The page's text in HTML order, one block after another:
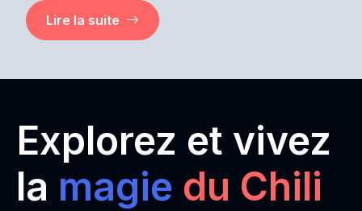
Lire la suite
Explorez et vivez
la magie du Chili